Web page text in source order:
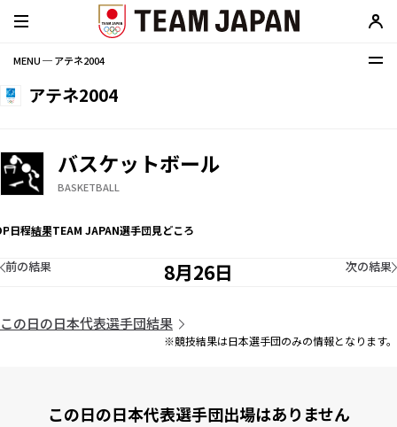
MENU ─ アテネ2004
アテネ2004
バスケットボール
BASKETBALL
日程結果TEAM JAPAN選手団見どころ
8月26日
前の結果 次の結果
この日の日本代表選手団結果
※競技結果は日本選手団のみの情報となります。
この日の日本代表選手団出場はありません